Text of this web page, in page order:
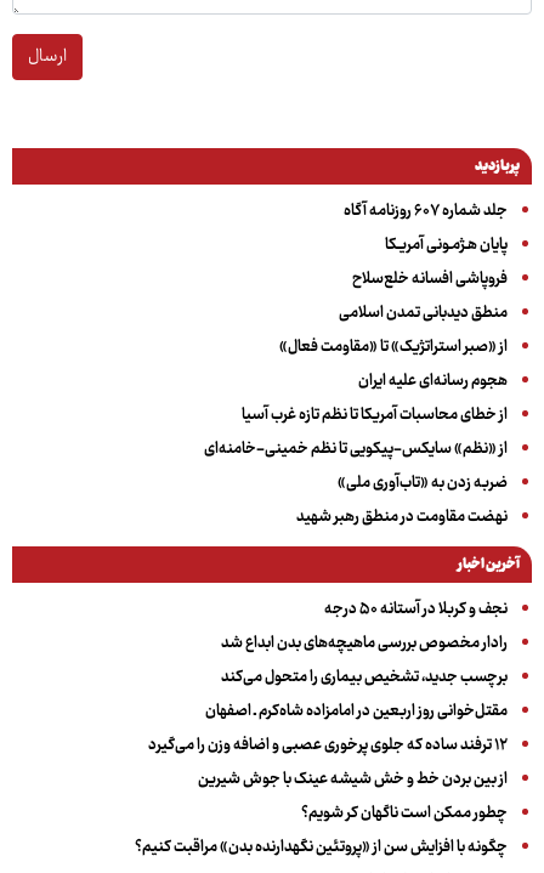
ارسال
پربازدید
جلد شماره ۶۰۷ روزنامه آگاه
پایان هـژمـونی آمریـکا
فروپاشی افسانه خلع‌سلاح
منطق دیدبانی تمدن اسلامی
از «صبر استراتژیک» تا «مقاومت فعال»
هجوم رسانه‌ای علیه ایران
از خطای محاسبات آمریکا تا نظم تازه غرب آسیا
از «نظم» سایکس-پیکویی تا نظم خمینی-خامنه‌ای
ضربه زدن به «تاب‌آوری ملی»
نهضت مقاومت در منطق رهبر شهید
آخرین اخبار
نجف و کربلا در آستانه ۵۰ درجه
رادار مخصوص بررسی ماهیچه‌های بدن ابداع شد
برچسب جدید، تشخیص بیماری را متحول می‌کند
مقتل‌خوانی روز اربعین در امامزاده شاه‌کرم ـ اصفهان
۱۲ ترفند ساده که جلوی پرخوری عصبی و اضافه ‌وزن را می‌گیرد
از بین بردن خط و خش شیشه عینک با جوش شیرین
چطور ممکن است ناگهان کر شویم؟
چگونه با افزایش سن از «پروتئین نگهدارنده بدن» مراقبت کنیم؟